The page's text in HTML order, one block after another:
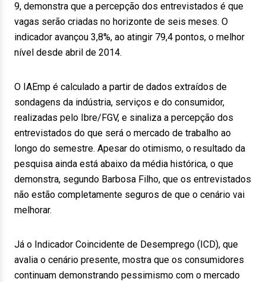
9, demonstra que a percepção dos entrevistados é que
vagas serão criadas no horizonte de seis meses. O
indicador avançou 3,8%, ao atingir 79,4 pontos, o melhor
nível desde abril de 2014.
O IAEmp é calculado a partir de dados extraídos de
sondagens da indústria, serviços e do consumidor,
realizadas pelo Ibre/FGV, e sinaliza a percepção dos
entrevistados do que será o mercado de trabalho ao
longo do semestre. Apesar do otimismo, o resultado da
pesquisa ainda está abaixo da média histórica, o que
demonstra, segundo Barbosa Filho, que os entrevistados
não estão completamente seguros de que o cenário vai
melhorar.
Já o Indicador Coincidente de Desemprego (ICD), que
avalia o cenário presente, mostra que os consumidores
continuam demonstrando pessimismo com o mercado